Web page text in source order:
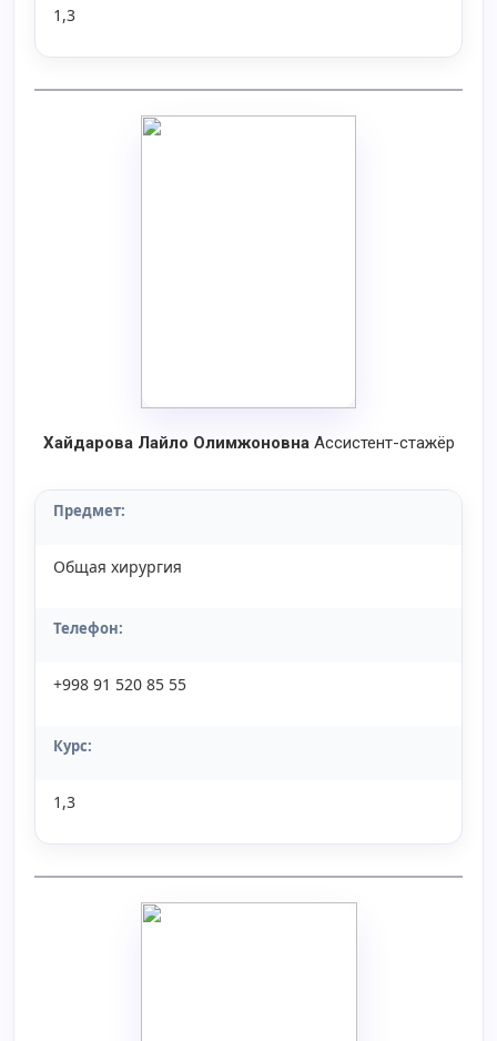
1,3
Хайдарова Лайло Олимжоновна Ассистент-стажёр
Предмет:
Общая хирургия
Телефон:
+998 91 520 85 55
Курс:
1,3